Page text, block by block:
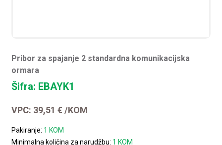
Pribor za spajanje 2 standardna komunikacijska
ormara
Šifra: EBAYK1
VPC: 39,51€ /KOM
Pakiranje: 1 KOM
Minimalna količina za narudžbu: 1 KOM